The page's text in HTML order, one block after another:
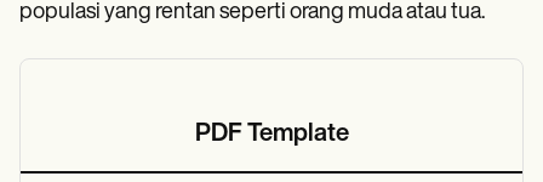
populasi yang rentan seperti orang muda atau tua.
PDF Template